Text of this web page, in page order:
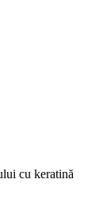
cu keratină